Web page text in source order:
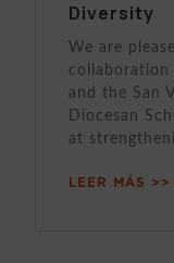
Diversity
We are
collaboration
and the San
Diocesan
at
LEER MÁS >>